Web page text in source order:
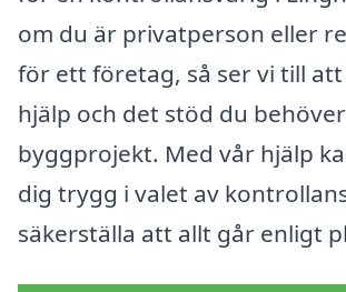
om du är privatperson eller
för ett företag, så ser vi till
hjälp och det stöd du
byggprojekt. Med vår hjälp
dig trygg i valet av
säkerställa att allt går enligt